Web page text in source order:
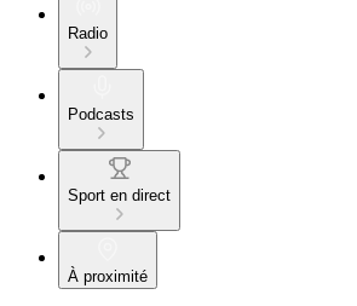
Radio
Podcasts
Sport en direct
À proximité